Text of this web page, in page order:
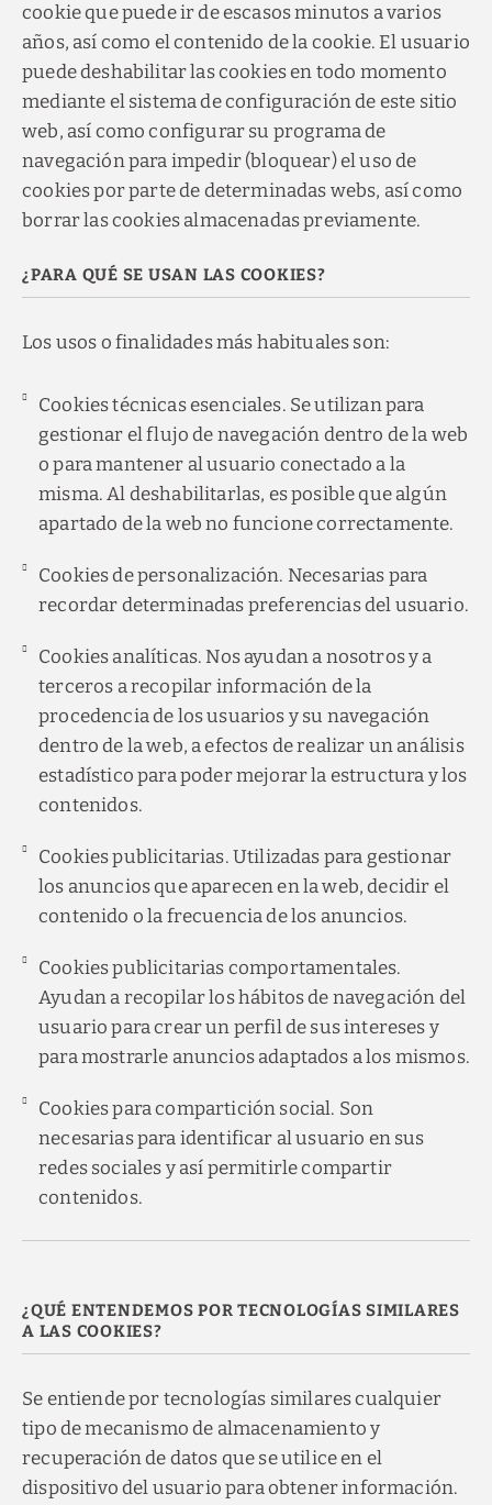
cookie que puede ir de escasos minutos a varios
años, así como el contenido de la cookie. El usuario
puede deshabilitar las cookies en todo momento
mediante el sistema de configuración de este sitio
web, así como configurar su programa de
navegación para impedir (bloquear) el uso de
cookies por parte de determinadas webs, así como
borrar las cookies almacenadas previamente.
¿PARA QUÉ SE USAN LAS COOKIES?
Los usos o finalidades más habituales son:
Cookies técnicas esenciales. Se utilizan para
gestionar el flujo de navegación dentro de la web
o para mantener al usuario conectado a la
misma. Al deshabilitarlas, es posible que algún
apartado de la web no funcione correctamente.
Cookies de personalización. Necesarias para
recordar determinadas preferencias del usuario.
Cookies analíticas. Nos ayudan a nosotros y a
terceros a recopilar información de la
procedencia de los usuarios y su navegación
dentro de la web, a efectos de realizar un análisis
estadístico para poder mejorar la estructura y los
contenidos.
Cookies publicitarias. Utilizadas para gestionar
los anuncios que aparecen en la web, decidir el
contenido o la frecuencia de los anuncios.
Cookies publicitarias comportamentales.
Ayudan a recopilar los hábitos de navegación del
usuario para crear un perfil de sus intereses y
para mostrarle anuncios adaptados a los mismos.
Cookies para compartición social. Son
necesarias para identificar al usuario en sus
redes sociales y así permitirle compartir
contenidos.
¿QUÉ ENTENDEMOS POR TECNOLOGÍAS SIMILARES
A LAS COOKIES?
Se entiende por tecnologías similares cualquier
tipo de mecanismo de almacenamiento y
recuperación de datos que se utilice en el
dispositivo del usuario para obtener información.